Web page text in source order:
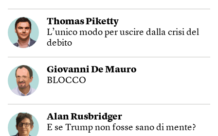
Thomas Piketty
L’unico modo per uscire dalla crisi del
debito
Giovanni De Mauro
BLOCCO
Alan Rusbridger
E se Trump non fosse sano di mente?